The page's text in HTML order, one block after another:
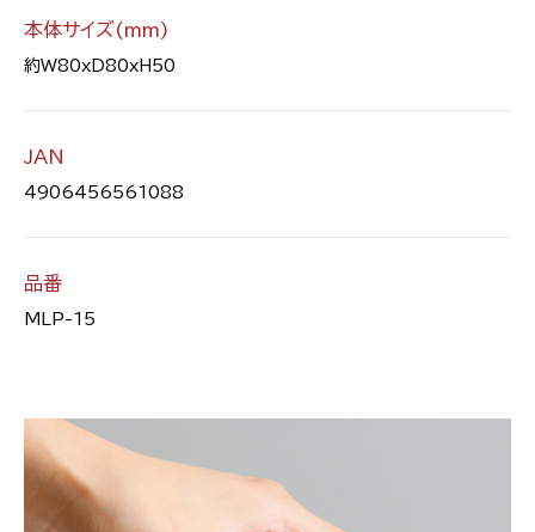
本体サイズ(mm)
約W80xD80xH50
JAN
4906456561088
品番
MLP-15